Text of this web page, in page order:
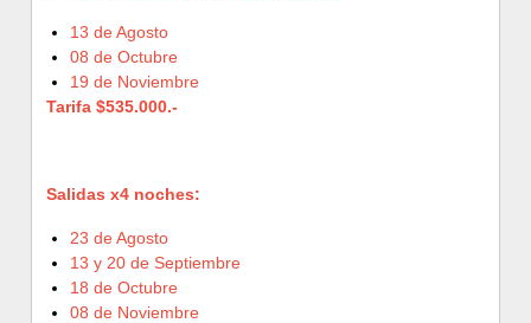
13 de Agosto
08 de Octubre
19 de Noviembre
Tarifa $535.000.-
Salidas x4 noches:
23 de Agosto
13 y 20 de Septiembre
18 de Octubre
08 de Noviembre